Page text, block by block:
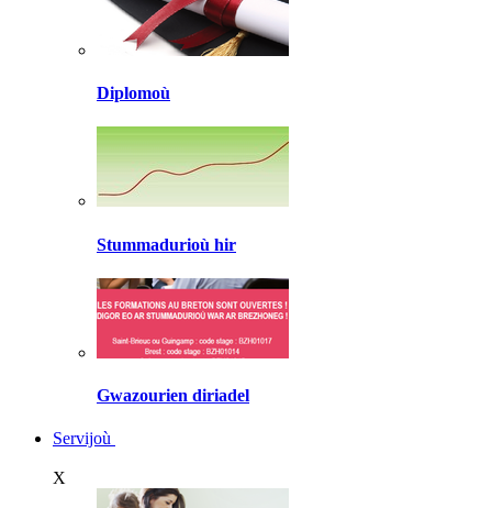
Diplomoù
Stummadurioù hir
Gwazourien diriadel
Servijoù
X